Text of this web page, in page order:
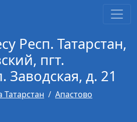
Респ. Татарстан,
пгт.
Заводская, д. 21
Татарстан
Апастово